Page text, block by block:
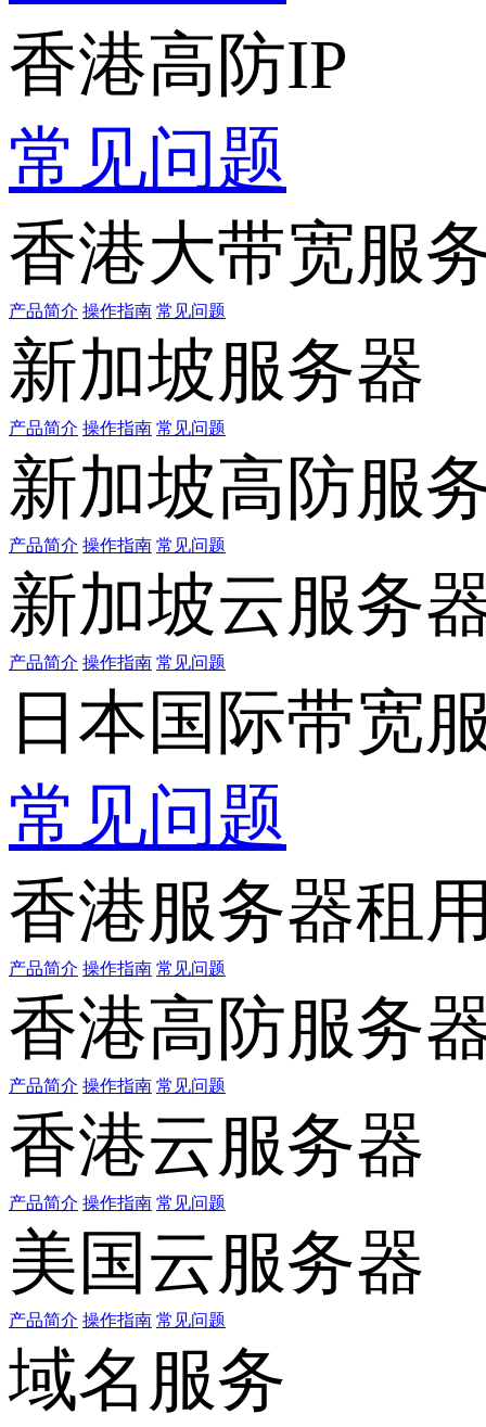
香港高防IP
常见问题
香港大带宽服
产品简介 操作指南 常见问题
新加坡服务器
产品简介 操作指南 常见问题
新加坡高防服
产品简介 操作指南 常见问题
新加坡云服务
产品简介 操作指南 常见问题
日本国际带宽
常见问题
香港服务器租
产品简介 操作指南 常见问题
香港高防服务
产品简介 操作指南 常见问题
香港云服务器
产品简介 操作指南 常见问题
美国云服务器
产品简介 操作指南 常见问题
域名服务